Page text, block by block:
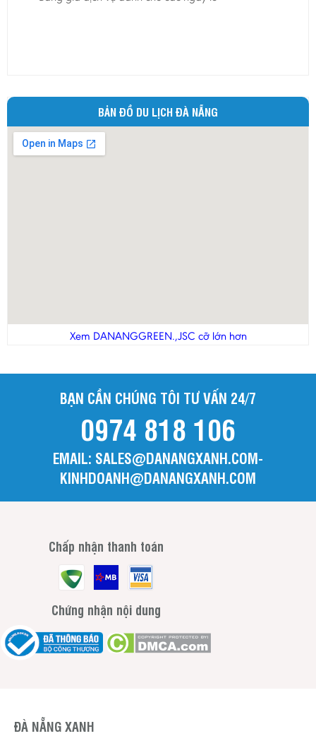
Quảng Bình
Quảng Ngãi
Quảng Ninh
Tuyên Quang
BẢN ĐỒ DU LỊCH ĐÀ NẴNG
Xem DANANGGREEN.,JSC cỡ lớn hơn
BẠN CẦN CHÚNG TÔI TƯ VẤN 24/7
0974 818 106
EMAIL: SALES@DANANGXANH.COM-
KINHDOANH@DANANGXANH.COM
Chấp nhận thanh toán
Chứng nhận nội dung
ĐÀ NẴNG XANH